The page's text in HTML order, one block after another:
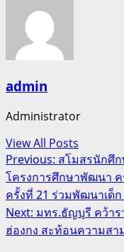
admin
Administrator
View All Posts
Post
navigation
Previous: สโมสรนักศึ
โครงการศึกษาพัฒนา ค
ครั้งที่ 21 ร่วมพัฒนาเด็
Next: มทร.ธัญบุรี คว้าร
ฮ่องกง สะท้อนความสา